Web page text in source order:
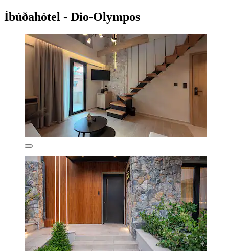
Íbúðahótel - Dio-Olympos